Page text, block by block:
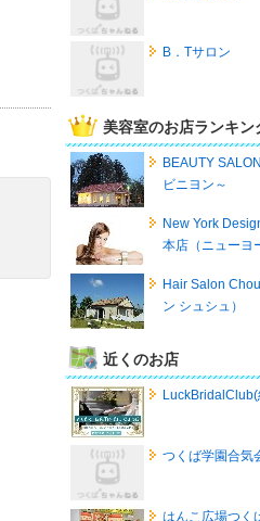
B．Tサロン
美容室のお店ランキン
BEAUTY
ビニヨン～
New York
本店（ニューヨ
Hair Salon
ン シュシュ）
近くのお店
LuckBridalClub(
つくば学園合気
はんこ広場つく